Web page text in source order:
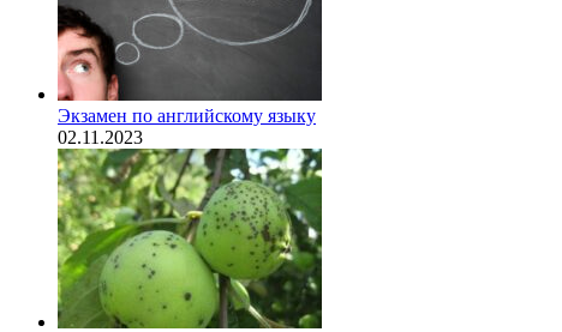
Экзамен по английскому языку
02.11.2023